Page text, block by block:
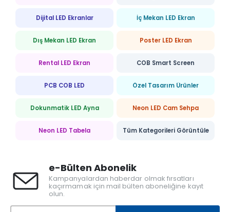
Dijital LED Ekranlar İç Mekan LED Ekran
Dış Mekan LED Ekran Poster LED Ekran
Rental LED Ekran COB Smart Screen
PCB COB LED Özel Tasarım Ürünler
Dokunmatik LED Ayna Neon LED Cam Sehpa
Neon LED Tabela Tüm Kategorileri Görüntüle
e-Bülten Abonelik
Kampanyalardan haberdar olmak fırsatları
kaçırmamak için mail bülten aboneliğine kayıt
olun.